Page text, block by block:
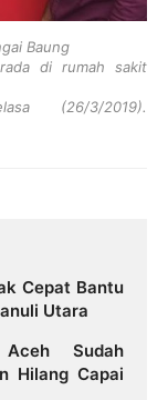
Baung
di rumah sakit
(26/3/2019).
Cepat Bantu
Utara
Sudah
Hilang Capai